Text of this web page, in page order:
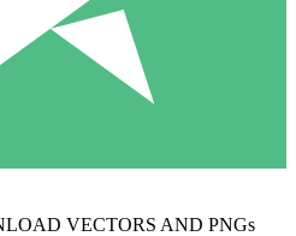
VECTORS AND PNGs